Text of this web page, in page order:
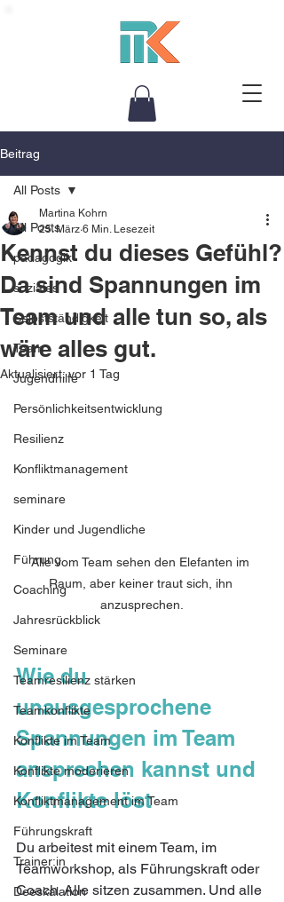
Beitrag
All Posts
pädagogik
soziales
Selbstständigkeit
Team
Jugendhilfe
Persönlichkeitsentwicklung
Resilienz
Konfliktmanagement
seminare
Kinder und Jugendliche
Führung
Coaching
Jahresrückblick
Seminare
Teamresilienz stärken
Teamkonflikte
Konflikte im Team
Konflikte moderieren
Konfliktmanagement im Team
Führungskraft
Trainer:in
Deeskalation
All Posts
Kennst du dieses Gefühl?
Da sind Spannungen im
Team und alle tun so, als
wäre alles gut.
Martina Kohrn
25. März 6 Min. Lesezeit
Aktualisiert:vor 1 Tag
Alle vom Team sehen den Elefanten im
Raum, aber keiner traut sich, ihn
anzusprechen.
Wie du
unausgesprochene
Spannungen im Team
ansprechen kannst und
Konflikte löst
Du arbeitest mit einem Team, im
Teamworkshop, als Führungskraft oder
Coach. Alle sitzen zusammen. Und alle